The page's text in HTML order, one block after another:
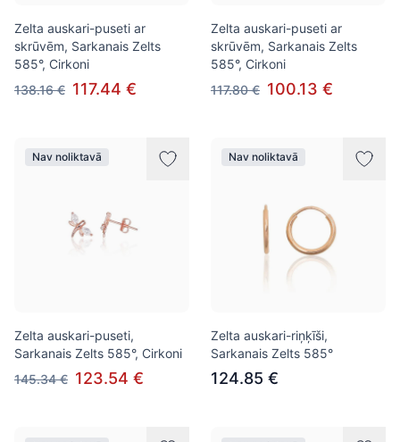
Zelta auskari-puseti ar
skrūvēm, Sarkanais Zelts
585°, Cirkoni
138.16 € 117.44 €
Zelta auskari-puseti ar
skrūvēm, Sarkanais Zelts
585°, Cirkoni
117.80 € 100.13 €
Nav noliktavā
Zelta auskari-puseti,
Sarkanais Zelts 585°, Cirkoni
145.34 € 123.54 €
Nav noliktavā
Zelta auskari-riņķīši,
Sarkanais Zelts 585°
124.85 €